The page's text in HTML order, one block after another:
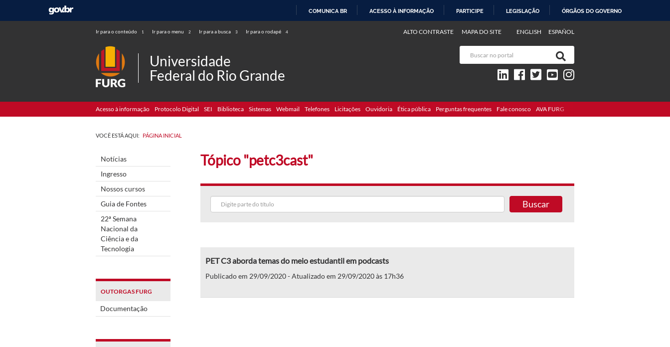
COMUNICA BR ACESSO À INFORMAÇÃO PARTICIPE LEGISLAÇÃO ÓRGÃOS DO GOVERNO
Ir para o conteúdo 1 Ir para o menu 2 Ir para a busca 3 Ir para o rodapé 4 ENGLISH ESPAÑOL
ALTO CONTRASTE MAPA DO SITE
Universidade
Federal do Rio Grande
Acesso à informação Protocolo Digital SEI Biblioteca Sistemas Webmail Telefones Licitações Ouvidoria Ética pública Perguntas frequentes Fale conosco AVA FURG
VOCÊ ESTÁ AQUI: PÁGINA INICIAL
Notícias
Ingresso
Nossos cursos
Guia de Fontes
22ª Semana
Nacional da
Ciência e da
Tecnologia
OUTORGAS FURG
Documentação
Tópico "petc3cast"
Buscar
PET C3 aborda temas do meio estudantil em podcasts
Publicado em 29/09/2020 - Atualizado em 29/09/2020 às 17h36